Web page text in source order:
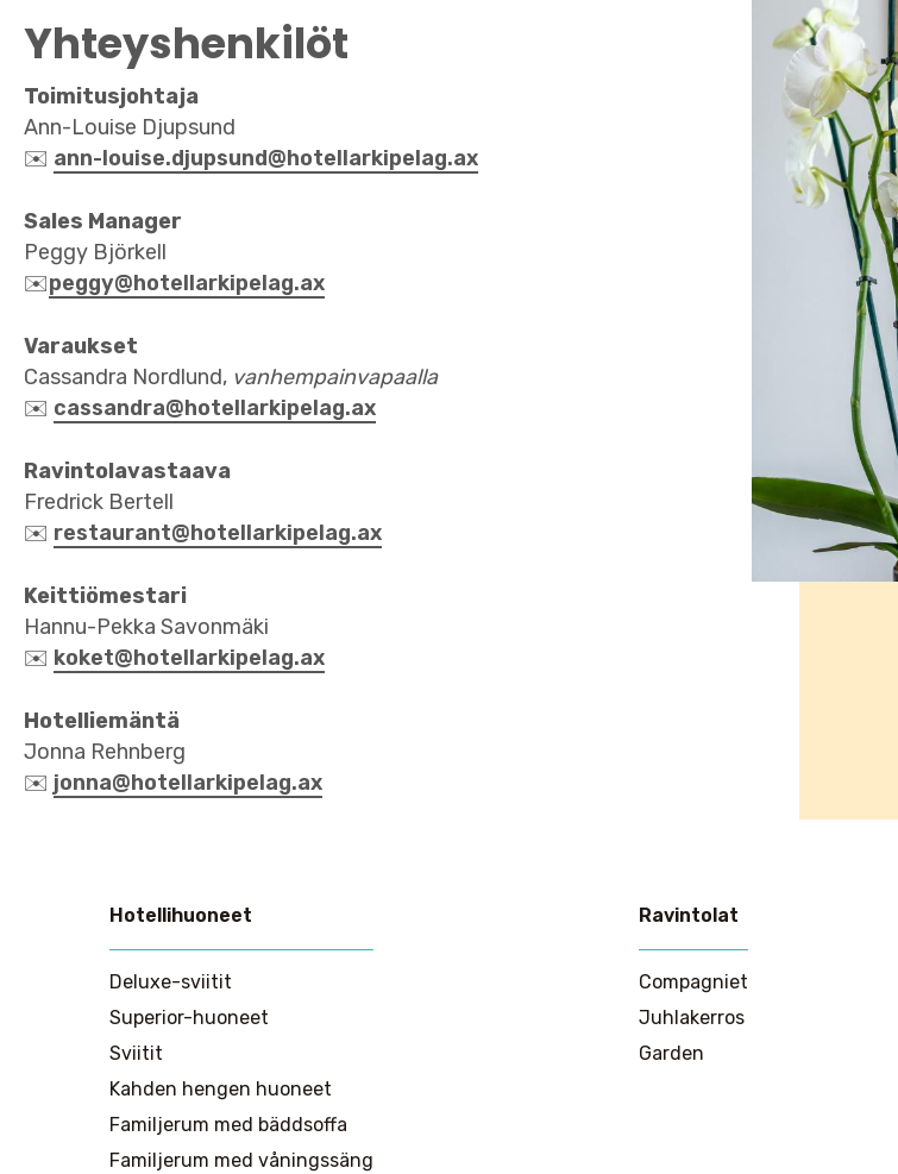
Yhteyshenkilöt
Toimitusjohtaja
Ann-Louise Djupsund
✉️ ann-louise.djupsund@hotellarkipelag.ax
Sales Manager
Peggy Björkell
✉️peggy@hotellarkipelag.ax
Varaukset
Cassandra Nordlund, vanhempainvapaalla
✉️ cassandra@hotellarkipelag.ax
Ravintolavastaava
Fredrick Bertell
✉️ restaurant@hotellarkipelag.ax
Keittiömestari
Hannu-Pekka Savonmäki
✉️ koket@hotellarkipelag.ax
Hotelliemäntä
Jonna Rehnberg
✉️ jonna@hotellarkipelag.ax
Huvudmeny
Hotellihuoneet
Deluxe-sviitit
Superior-huoneet
Sviitit
Kahden hengen huoneet
Familjerum med bäddsoffa
Familjerum med våningssäng
Ravintolat
Compagniet
Juhlakerros
Garden